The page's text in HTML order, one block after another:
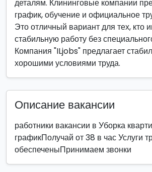
деталям. Клининговые компании
график, обучение и официальное
Это отличный вариант для тех, кто
стабильную работу без
Компания "ILjobs" предлагает
хорошими условиями труда.
Описание вакансии
работники вакансии в Уборка
графикПолучай от 38 в час Услуги
обеспеченыПринимаем звонки